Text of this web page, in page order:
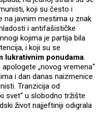
koji su često i
na javnim mestima u znak
i antifašističke
kojima je partija bila
i koji su se
lukrativnim ponudama.
„novog vremena“
i dan danas naizmenice
Tranzicija od
svet“ u slobodno tržište
život najjeftiniji odigrala